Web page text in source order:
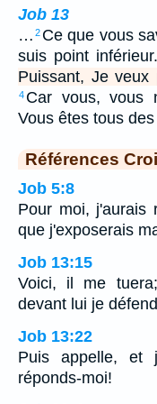
Job 13
… 2 Ce que vous
suis point inférieur.
Puissant, Je veux
4 Car vous, vous
Vous êtes tous
Références
Job 5:8
Pour moi, j'aurais
que j'exposerais
Job 13:15
Voici, il me
devant lui je
Job 13:22
Puis appelle, et
réponds-moi!